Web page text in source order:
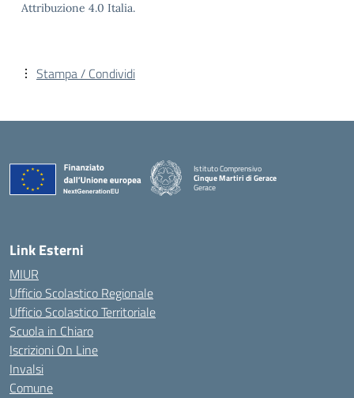
Attribuzione 4.0 Italia.
Stampa / Condividi
Istituto Comprensivo
Cinque Martiri di Gerace
Gerace
Link Esterni
MIUR
Ufficio Scolastico Regionale
Ufficio Scolastico Territoriale
Scuola in Chiaro
Iscrizioni On Line
Invalsi
Comune